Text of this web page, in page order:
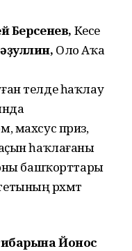
Берсенев, Кесе
Оло Аҡа
телде һаҡлау
махсус приз,
һаҡлағаны
башҡорттары
рәхмәт
Йонос